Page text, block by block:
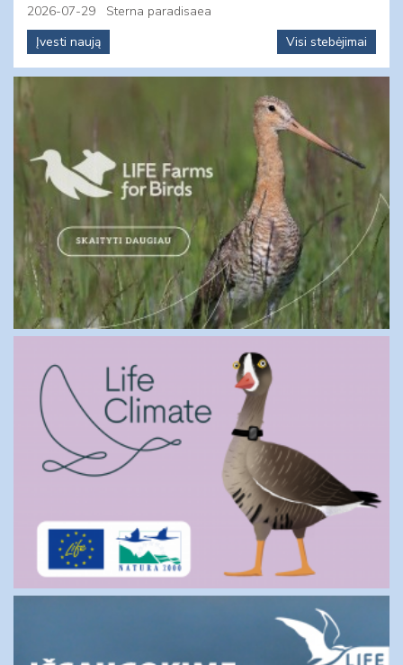
2026-07-29
Sterna paradisaea
Įvesti naują
Visi stebėjimai